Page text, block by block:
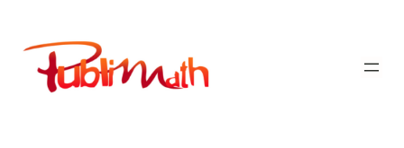
contenu
Publimath